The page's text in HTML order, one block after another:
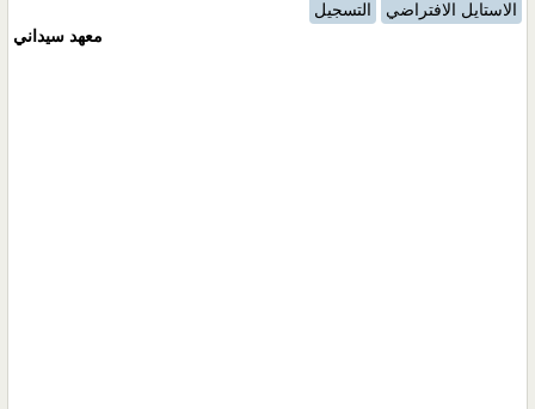
الاستايل الافتراضي
التسجيل
معهد سيداني